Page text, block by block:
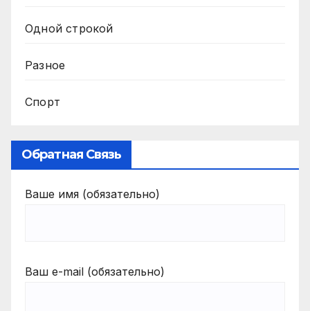
Одной строкой
Разное
Спорт
Обратная Связь
Ваше имя (обязательно)
Ваш e-mail (обязательно)